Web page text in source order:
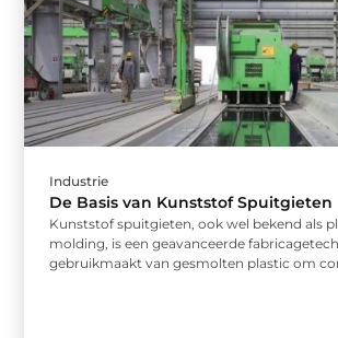
Industrie
De Basis van Kunststof Spuitgieten
Kunststof spuitgieten, ook wel bekend als
molding, is een geavanceerde
gebruikmaakt van gesmolten plastic om